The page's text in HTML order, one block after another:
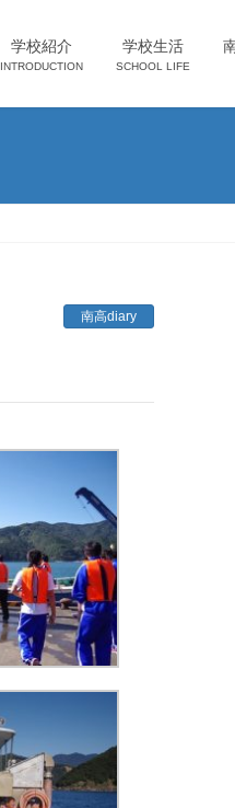
学校紹介
INTRODUCTION
学校生活
SCHOOL LIFE
南高diary